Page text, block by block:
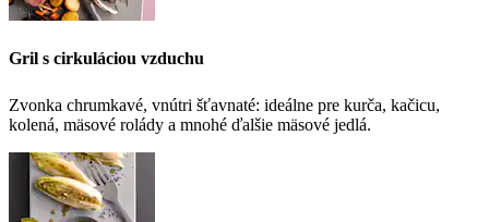
Gril s cirkuláciou vzduchu
Zvonka chrumkavé, vnútri šťavnaté: ideálne pre kurča, kačicu,
kolená, mäsové rolády a mnohé ďalšie mäsové jedlá.